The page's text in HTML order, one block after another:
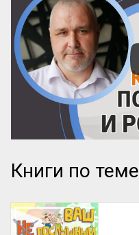
Книги по теме